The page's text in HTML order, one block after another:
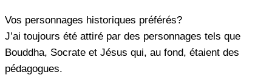
Vos personnages historiques préférés?
J’ai toujours été attiré par des personnages tels que
Bouddha, Socrate et Jésus qui, au fond, étaient des
pédagogues.